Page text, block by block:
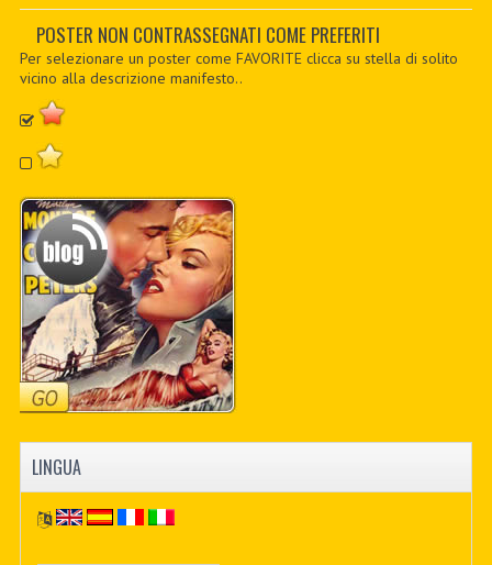
PDF BOOKS
CUSTOM PDF
POSTER NON CONTRASSEGNATI COME PREFERITI
Per selezionare un poster come FAVORITE clicca su stella di solito
vicino alla descrizione manifesto..
LINGUA